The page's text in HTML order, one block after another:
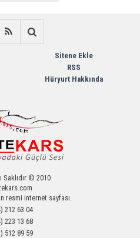
Sitene Ekle
RSS
Hüryurt Hakkında
Saklıdır © 2010
resmi internet sayfası.
212 63 04
223 13 68
512 89 59